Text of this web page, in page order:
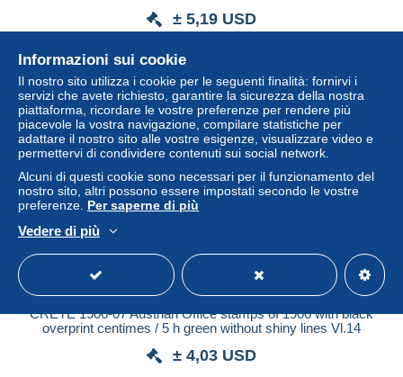
± 5,19 USD
Stato
CRETE 1906-07 Austrian Office stamps of 1906 with black
overprint centimes / 5 h green without shiny lines Vl.14
± 4,03 USD
Informazioni sui cookie
Il nostro sito utilizza i cookie per le seguenti finalità: fornirvi i
servizi che avete richiesto, garantire la sicurezza della nostra
piattaforma, ricordare le vostre preferenze per rendere più
piacevole la vostra navigazione, compilare statistiche per
adattare il nostro sito alle vostre esigenze, visualizzare video e
permettervi di condividere contenuti sui social network.
Alcuni di questi cookie sono necessari per il funzionamento del
nostro sito, altri possono essere impostati secondo le vostre
preferenze. Per saperne di più
Vedere di più